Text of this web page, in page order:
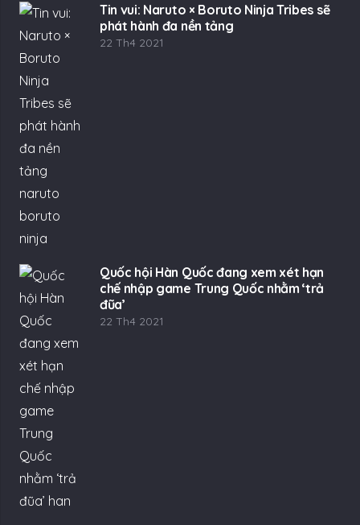
Tin vui: Naruto × Boruto Ninja Tribes sẽ
phát hành đa nền tảng
22 Th4 2021
Quốc hội Hàn Quốc đang xem xét hạn
chế nhập game Trung Quốc nhằm ‘trả
đũa’
22 Th4 2021